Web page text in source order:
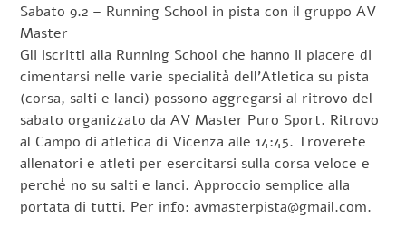
Sabato 9.2 – Running School in pista con il gruppo AV
Master
Gli iscritti alla Running School che hanno il piacere di
cimentarsi nelle varie specialità dell’Atletica su pista
(corsa, salti e lanci) possono aggregarsi al ritrovo del
sabato organizzato da AV Master Puro Sport. Ritrovo
al Campo di atletica di Vicenza alle 14:45. Troverete
allenatori e atleti per esercitarsi sulla corsa veloce e
perché no su salti e lanci. Approccio semplice alla
portata di tutti. Per info: avmasterpista@gmail.com.